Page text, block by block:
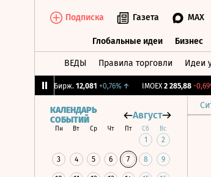
Подписка Газета MAX
Глобальные идеи Бизнес
ВЕДЫ Правила торговли Идеи
CNY Бирж. 12,081 +0,76%↑ IMOEX 2 285,88 -0,69%
КАЛЕНДАРЬ
СОБЫТИЙ
Август
Пн Вт Ср Чт Пт Сб Вс
1 2
3 4 5 6 7 8 9